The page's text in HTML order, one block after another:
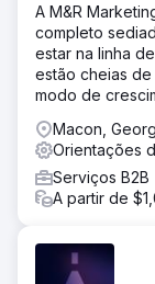
A M&R
completo
estar na linha
estão cheias
modo de
Macon,
Orientações
Serviços B2B
A partir de